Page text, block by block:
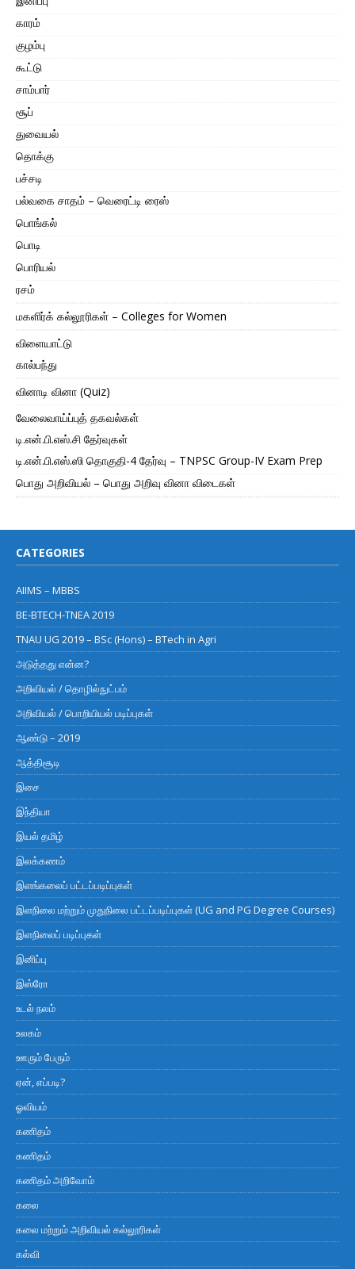
காரம்
குழம்பு
கூட்டு
சாம்பார்
சூப்
துவையல்
தொக்கு
பச்சடி
பல்வகை சாதம் – வெரைட்டி ரைஸ்
பொங்கல்
பொடி
பொரியல்
ரசம்
மகளிர்க் கல்லூரிகள் – Colleges for Women
விளையாட்டு
கால்பந்து
வினாடி வினா (Quiz)
வேலைவாய்ப்புத் தகவல்கள்
டி.என்.பி.எஸ்.சி தேர்வுகள்
டி.என்.பி.எஸ்.ஸி தொகுதி-4 தேர்வு – TNPSC Group-IV Exam Prep
பொது அறிவியல் – பொது அறிவு வினா விடைகள்
CATEGORIES
AIIMS – MBBS
BE-BTECH-TNEA 2019
TNAU UG 2019 – BSc (Hons) – BTech in Agri
அடுத்தது என்ன?
அறிவியல் / தொழில்நுட்பம்
அறிவியல் / பொறியியல் படிப்புகள்
ஆண்டு – 2019
ஆத்திசூடி
இசை
இந்தியா
இயல் தமிழ்
இலக்கணம்
இளங்கலைப் பட்டப்படிப்புகள்
இளநிலை மற்றும் முதுநிலை பட்டப்படிப்புகள் (UG and PG Degree Courses)
இளநிலைப் படிப்புகள்
இனிப்பு
இஸ்ரோ
உடல் நலம்
உலகம்
ஊரும் பேரும்
ஏன், எப்படி?
ஓவியம்
கணிதம்
கணிதம்
கணிதம் அறிவோம்
கலை
கலை மற்றும் அறிவியல் கல்லூரிகள்
கல்வி